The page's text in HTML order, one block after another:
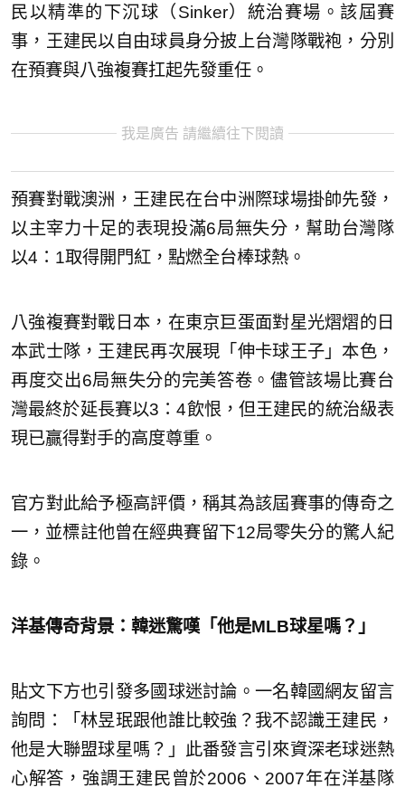
民以精準的下沉球（Sinker）統治賽場。該屆賽
事，王建民以自由球員身分披上台灣隊戰袍，分別
在預賽與八強複賽扛起先發重任。
我是廣告 請繼續往下閱讀
預賽對戰澳洲，王建民在台中洲際球場掛帥先發，
以主宰力十足的表現投滿6局無失分，幫助台灣隊
以4：1取得開門紅，點燃全台棒球熱。
八強複賽對戰日本，在東京巨蛋面對星光熠熠的日
本武士隊，王建民再次展現「伸卡球王子」本色，
再度交出6局無失分的完美答卷。儘管該場比賽台
灣最終於延長賽以3：4飲恨，但王建民的統治級表
現已贏得對手的高度尊重。
官方對此給予極高評價，稱其為該屆賽事的傳奇之
一，並標註他曾在經典賽留下12局零失分的驚人紀
錄。
洋基傳奇背景：韓迷驚嘆「他是MLB球星嗎？」
貼文下方也引發多國球迷討論。一名韓國網友留言
詢問：「林昱珉跟他誰比較強？我不認識王建民，
他是大聯盟球星嗎？」此番發言引來資深老球迷熱
心解答，強調王建民曾於2006、2007年在洋基隊